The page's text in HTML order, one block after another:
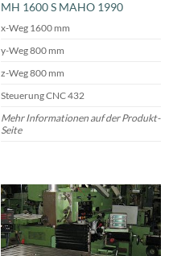
MH 1600 S MAHO 1990
x-Weg 1600 mm
y-Weg 800 mm
z-Weg 800 mm
Steuerung CNC 432
Mehr Informationen auf der Produkt-
Seite